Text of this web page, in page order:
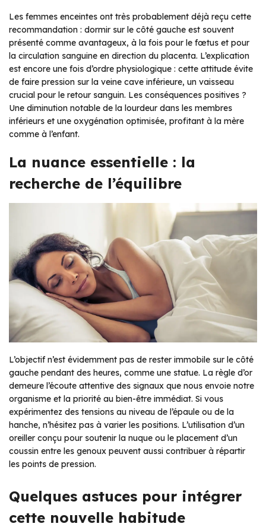
Les femmes enceintes ont très probablement déjà reçu cette
recommandation : dormir sur le côté gauche est souvent
présenté comme avantageux, à la fois pour le fœtus et pour
la circulation sanguine en direction du placenta. L’explication
est encore une fois d’ordre physiologique : cette attitude évite
de faire pression sur la veine cave inférieure, un vaisseau
crucial pour le retour sanguin. Les conséquences positives ?
Une diminution notable de la lourdeur dans les membres
inférieurs et une oxygénation optimisée, profitant à la mère
comme à l’enfant.
La nuance essentielle : la
recherche de l’équilibre
L’objectif n’est évidemment pas de rester immobile sur le côté
gauche pendant des heures, comme une statue. La règle d’or
demeure l’écoute attentive des signaux que nous envoie notre
organisme et la priorité au bien-être immédiat. Si vous
expérimentez des tensions au niveau de l’épaule ou de la
hanche, n’hésitez pas à varier les positions. L’utilisation d’un
oreiller conçu pour soutenir la nuque ou le placement d’un
coussin entre les genoux peuvent aussi contribuer à répartir
les points de pression.
Quelques astuces pour intégrer
cette nouvelle habitude